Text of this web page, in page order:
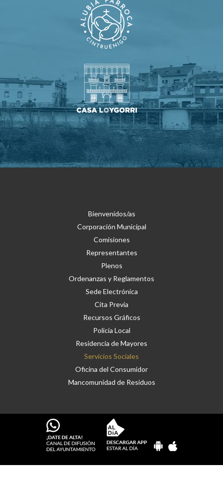
Bienvenidos/as
Corporación Municipal
Comisiones
Representantes
Plenos
Ordenanzas y Reglamentos
Sede Electrónica
Cita Previa
Recursos Gráficos
Policía Local
Residencia de Mayores
Servicios Sociales
Oficina del Consumidor
Mancomunidad de Residuos